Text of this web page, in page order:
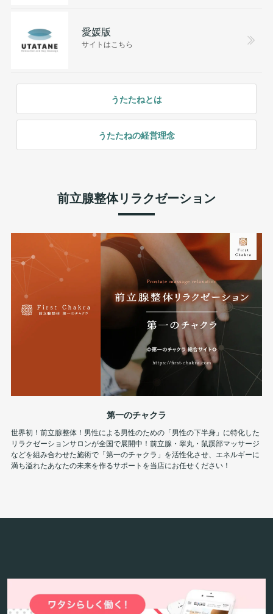
愛媛版
サイトはこちら
うたたねとは
うたたねの経営理念
前立腺整体リラクゼーション
第一のチャクラ
世界初！前立腺整体！男性による男性のための「男性の下半身」に特化した
リラクゼーションサロンが全国で展開中！前立腺・睾丸・鼠蹊部マッサージ
などを組み合わせた施術で「第一のチャクラ」を活性化させ、エネルギーに
満ち溢れたあなたの未来を作るサポートを当店にお任せください！